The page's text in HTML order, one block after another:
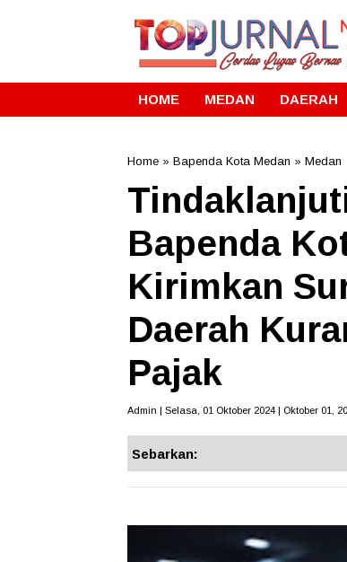
HOME MEDAN DAERAH
Home » Bapenda Kota Medan » Medan
Bapenda
Kirimkan
Daerah
Pajak
Admin | Selasa, 01 Oktober 2024 | Oktober 01,
Sebarkan: